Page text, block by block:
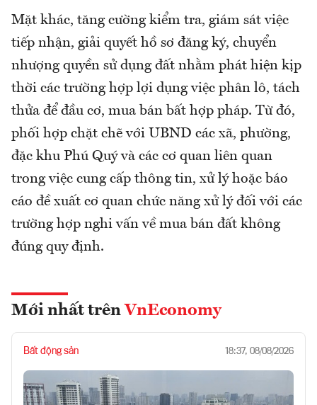
Mặt khác, tăng cường kiểm tra, giám sát việc
tiếp nhận, giải quyết hồ sơ đăng ký, chuyển
nhượng quyền sử dụng đất nhằm phát hiện kịp
thời các trường hợp lợi dụng việc phân lô, tách
thửa để đầu cơ, mua bán bất hợp pháp. Từ đó,
phối hợp chặt chẽ với UBND các xã, phường,
đặc khu Phú Quý và các cơ quan liên quan
trong việc cung cấp thông tin, xử lý hoặc báo
cáo đề xuất cơ quan chức năng xử lý đối với các
trường hợp nghi vấn về mua bán đất không
đúng quy định.
Mới nhất trên VnEconomy
Bất động sản 18:37, 08/08/2026